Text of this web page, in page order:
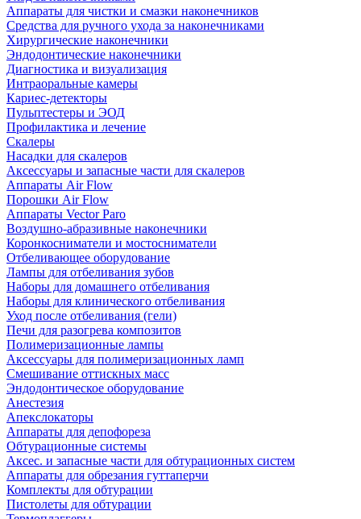
Аппараты для чистки и смазки наконечников
Средства для ручного ухода за наконечниками
Хирургические наконечники
Эндодонтические наконечники
Диагностика и визуализация
Интраоральные камеры
Кариес-детекторы
Пульптестеры и ЭОД
Профилактика и лечение
Скалеры
Насадки для скалеров
Аксессуары и запасные части для скалеров
Аппараты Air Flow
Порошки Air Flow
Аппараты Vector Paro
Воздушно-абразивные наконечники
Коронкосниматели и мостосниматели
Отбеливающее оборудование
Лампы для отбеливания зубов
Наборы для домашнего отбеливания
Наборы для клинического отбеливания
Уход после отбеливания (гели)
Печи для разогрева композитов
Полимеризационные лампы
Аксессуары для полимеризационных ламп
Смешивание оттискных масс
Эндодонтическое оборудование
Анестезия
Апекслокаторы
Аппараты для депофореза
Обтурационные системы
Аксес. и запасные части для обтурационных систем
Аппараты для обрезания гуттаперчи
Комплекты для обтурации
Пистолеты для обтурации